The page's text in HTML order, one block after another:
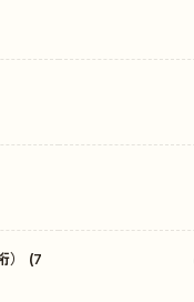
） (7